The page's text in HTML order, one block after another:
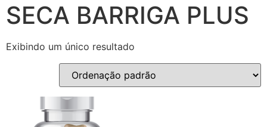
SECA BARRIGA PLUS
Exibindo um único resultado